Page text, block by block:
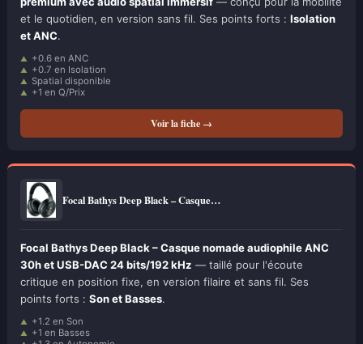
et le quotidien, en version sans fil. Ses points forts : Isolation
et ANC.
+0.6 en ANC
+0.7 en Isolation
Spatial disponible
+1 en Q/Prix
Voir la fiche →
Focal Bathys Deep Black – Casque…
Focal Bathys Deep Black – Casque nomade audiophile ANC
30h et USB-DAC 24 bits/192 kHz — taillé pour l'écoute
critique en position fixe, en version filaire et sans fil. Ses
points forts : Son et Basses.
+1.2 en Son
+1 en Basses